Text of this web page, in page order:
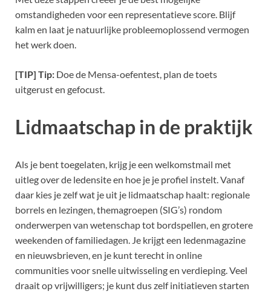
omstandigheden voor een representatieve score. Blijf
kalm en laat je natuurlijke probleemoplossend vermogen
het werk doen.
[TIP] Tip: Doe de Mensa-oefentest, plan de toets
uitgerust en gefocust.
Lidmaatschap in de praktijk
Als je bent toegelaten, krijg je een welkomstmail met
uitleg over de ledensite en hoe je je profiel instelt. Vanaf
daar kies je zelf wat je uit je lidmaatschap haalt: regionale
borrels en lezingen, themagroepen (SIG’s) rondom
onderwerpen van wetenschap tot bordspellen, en grotere
weekenden of familiedagen. Je krijgt een ledenmagazine
en nieuwsbrieven, en je kunt terecht in online
communities voor snelle uitwisseling en verdieping. Veel
draait op vrijwilligers; je kunt dus zelf initiatieven starten